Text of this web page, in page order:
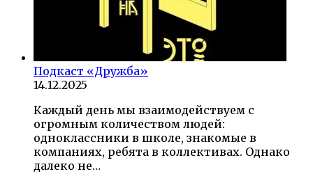
Подкаст «Дружба»
14.12.2025
Каждый день мы взаимодействуем с
огромным количеством людей:
одноклассники в школе, знакомые в
компаниях, ребята в коллективах. Однако
далеко не…